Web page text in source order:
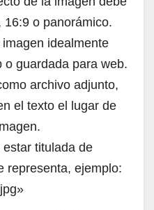
16:9 o panorámico.
idealmente
o guardada para web.
archivo adjunto,
el texto el lugar de
titulada de
representa, ejemplo: